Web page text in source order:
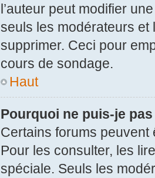
l’auteur peut modifier
seuls les modérateurs et
supprimer. Ceci pour
cours de sondage.
Haut
Pourquoi ne puis-je
Certains forums
Pour les consulter, les
spéciale. Seuls les